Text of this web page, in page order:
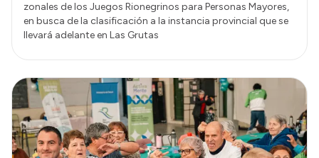
zonales de los Juegos Rionegrinos para Personas Mayores,
en busca de la clasificación a la instancia provincial que se
llevará adelante en Las Grutas